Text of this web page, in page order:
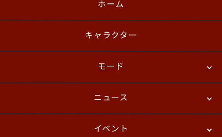
English
ホーム
キャラクター
モード
バトル
ニュース
パッチノート
イベント